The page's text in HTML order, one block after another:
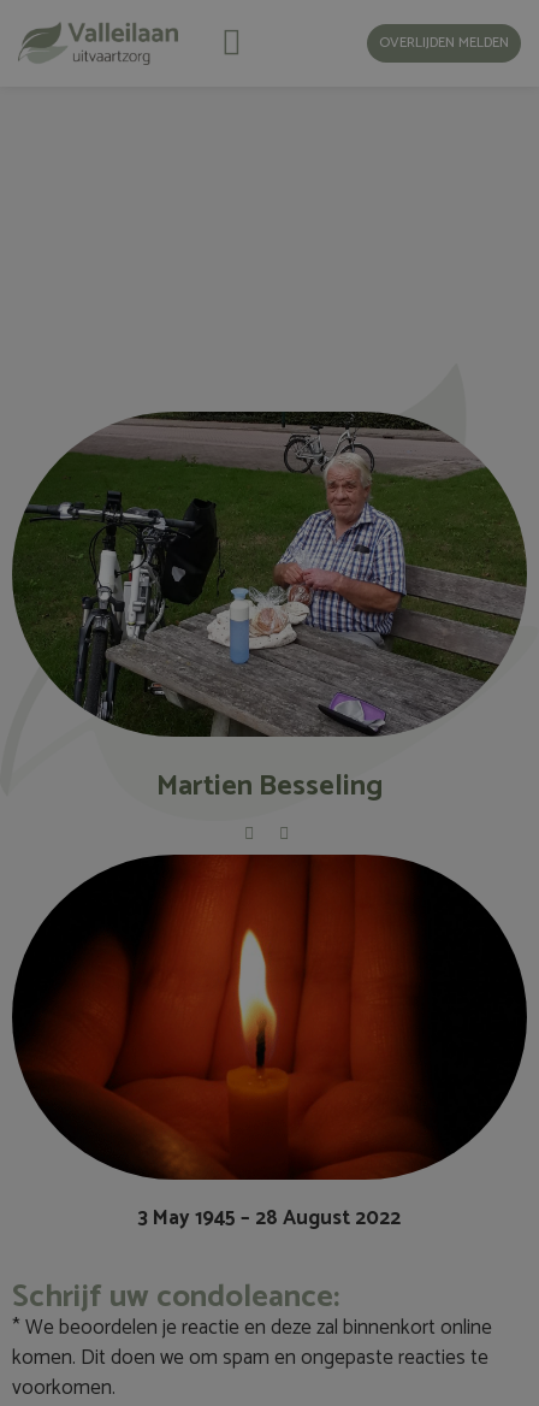
OVERLIJDEN MELDEN
Martien Besseling
3 May 1945 – 28 August 2022
Schrijf uw condoleance:
* We beoordelen je reactie en deze zal binnenkort online
komen. Dit doen we om spam en ongepaste reacties te
voorkomen.